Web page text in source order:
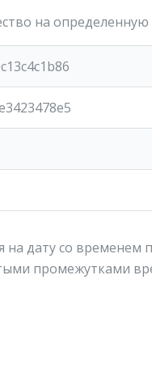
на определенную
дату со временем
промежутками